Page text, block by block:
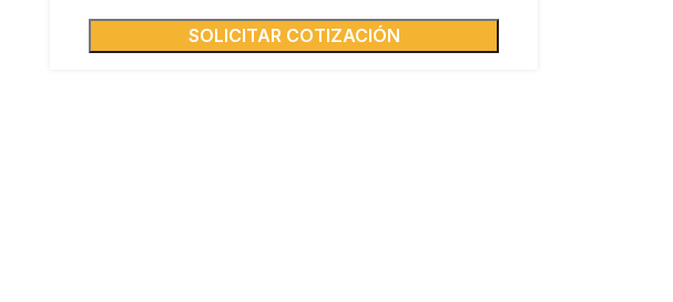
SOLICITAR COTIZACIÓN